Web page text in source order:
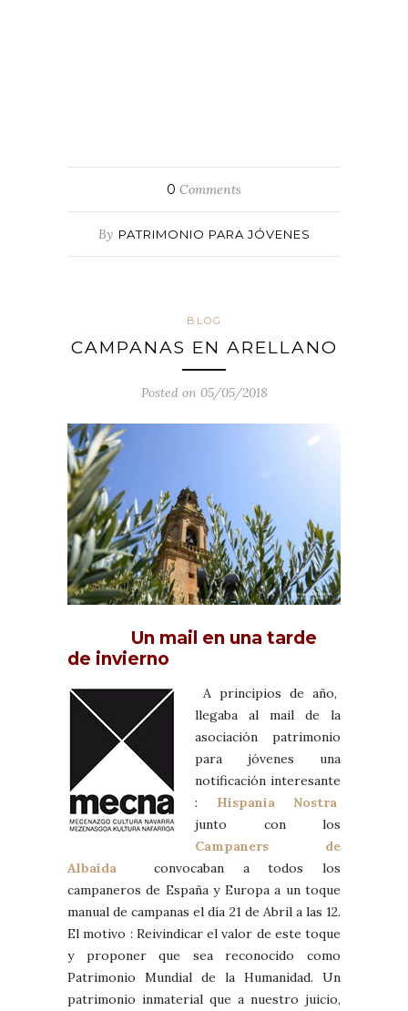
0 Comments
By PATRIMONIO PARA JÓVENES
BLOG
CAMPANAS EN ARELLANO
Posted on 05/05/2018
Un mail en una tarde
de invierno
A principios de año,
llegaba al mail de la
asociación patrimonio
para jóvenes una
notificación interesante
: Hispania Nostra
junto con los
Campaners de
Albaida convocaban a todos los
campaneros de España y Europa a un toque
manual de campanas el día 21 de Abril a las 12.
El motivo : Reivindicar el valor de este toque
y proponer que sea reconocido como
Patrimonio Mundial de la Humanidad. Un
patrimonio inmaterial que a nuestro juicio,